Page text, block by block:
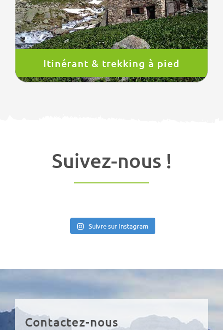
Itinérant & trekking à pied
Suivez-nous !
Suivre sur Instagram
Contactez-nous